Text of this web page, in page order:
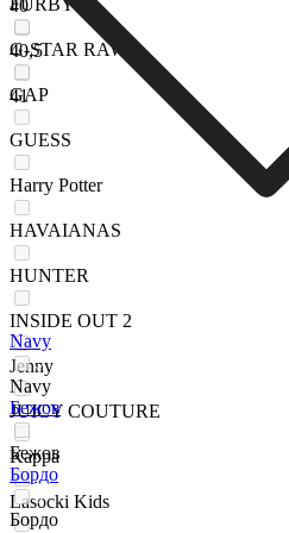
40
40,5
41
G-STAR RAW
GAP
GUESS
Harry Potter
HAVAIANAS
HUNTER
INSIDE OUT 2
Jenny
JUICY COUTURE
Kappa
Lasocki Kids
Navy
Navy
Бежов
Бежов
Бордо
Бордо